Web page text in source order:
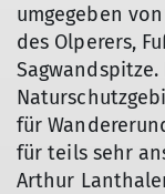
umgegeben
des Olperers,
für
für teils sehr
Arthur